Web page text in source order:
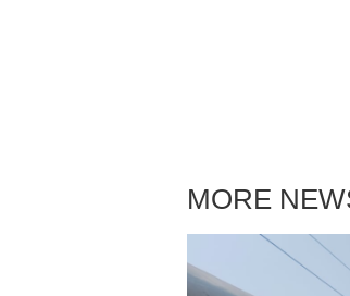
MORE